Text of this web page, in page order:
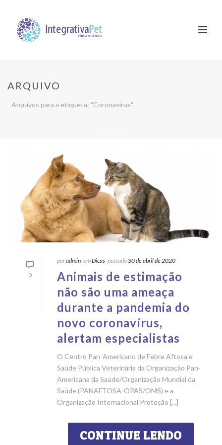
ARQUIVO
Arquivos para a etiqueta: "Coronavírus"
0
poradmin emDicas postado30 de abril de 2020
Animais de estimação
não são uma ameaça
durante a pandemia do
novo coronavírus,
alertam especialistas
O Centro Pan-Americano de Febre Aftosa e
Saúde Pública Veterinária da Organização Pan-
Americana da Saúde/Organização Mundial da
Saúde (PANAFTOSA-OPAS/OMS) e a
Organização Internacional Proteção [...]
CONTINUE LENDO